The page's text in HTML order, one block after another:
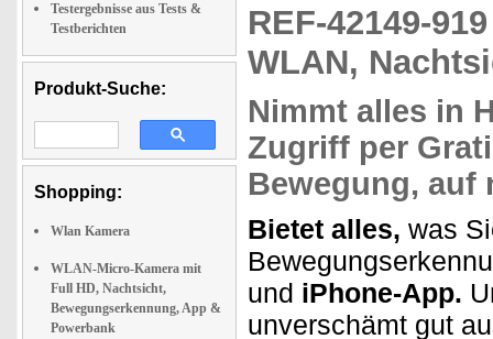
Testergebnisse aus Tests &
Testberichten
Produkt-Suche:
Shopping:
Wlan Kamera
WLAN-Micro-Kamera mit
Full HD, Nachtsicht,
Bewegungserkennung, App &
Powerbank
REF-42149-
WLAN,
Nimmt alles in
Zugriff per
Bewegung, auf
Bietet alles, was
und iPhone-App.
unverschämt gut